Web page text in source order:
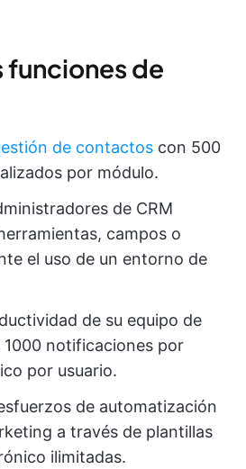
funciones de
de contactos con 500
por módulo.
de CRM
campos o
el uso de un entorno de
de su equipo de
notificaciones por
por usuario.
de automatización
a través de plantillas
ilimitadas.